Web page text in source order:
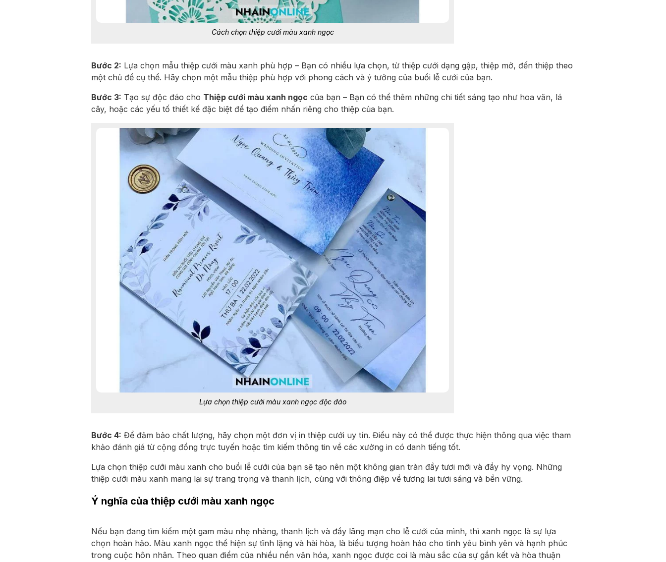
Cách chọn thiệp cưới màu xanh ngọc
Bước 2: Lựa chọn mẫu thiệp cưới màu xanh phù hợp – Bạn có nhiều lựa chọn, từ thiệp cưới dạng gập, thiệp mở, đến thiệp theo
một chủ đề cụ thể. Hãy chọn một mẫu thiệp phù hợp với phong cách và ý tưởng của buổi lễ cưới của bạn.
Bước 3: Tạo sự độc đáo cho Thiệp cưới màu xanh ngọc của bạn – Bạn có thể thêm những chi tiết sáng tạo như hoa văn, lá
cây, hoặc các yếu tố thiết kế đặc biệt để tạo điểm nhấn riêng cho thiệp của bạn.
Lựa chọn thiệp cưới màu xanh ngọc độc đáo
Bước 4: Để đảm bảo chất lượng, hãy chọn một đơn vị in thiệp cưới uy tín. Điều này có thể được thực hiện thông qua việc tham
khảo đánh giá từ cộng đồng trực tuyến hoặc tìm kiếm thông tin về các xưởng in có danh tiếng tốt.
Lựa chọn thiệp cưới màu xanh cho buổi lễ cưới của bạn sẽ tạo nên một không gian tràn đầy tươi mới và đầy hy vọng. Những
thiệp cưới màu xanh mang lại sự trang trọng và thanh lịch, cùng với thông điệp về tương lai tươi sáng và bền vững.
Ý nghĩa của thiệp cưới màu xanh ngọc
Nếu bạn đang tìm kiếm một gam màu nhẹ nhàng, thanh lịch và đầy lãng mạn cho lễ cưới của mình, thì xanh ngọc là sự lựa
chọn hoàn hảo. Màu xanh ngọc thể hiện sự tĩnh lặng và hài hòa, là biểu tượng hoàn hảo cho tình yêu bình yên và hạnh phúc
trong cuộc hôn nhân. Theo quan điểm của nhiều nền văn hóa, xanh ngọc được coi là màu sắc của sự gắn kết và hòa thuận